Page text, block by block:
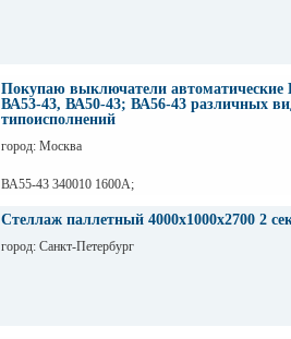
Покупаю выключатели автоматические
ВА53-43, ВА50-43; ВА56-43 различных
типоисполнений
город: Москва
ВА55-43 340010 1600А;
ВА55-43 341830 1600А;
ВА55-43 341850 1600А;
Стеллаж паллетный 4000х1000х2700 2
город: Санкт-Петербург